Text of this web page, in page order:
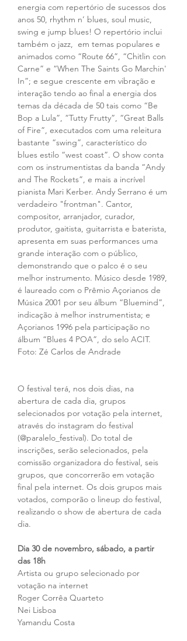
energia com repertório de sucessos dos
anos 50, rhythm n’ blues, soul music,
swing e jump blues! O repertório inclui
também o jazz,  em temas populares e
animados como “Route 66”, “Chitlin con
Carne” e “When The Saints Go Marchin'
In”; e segue crescente em vibração e
interação tendo ao final a energia dos
temas da década de 50 tais como “Be
Bop a Lula”, “Tutty Frutty”, “Great Balls
of Fire”, executados com uma releitura
bastante “swing”, característico do
blues estilo “west coast”. O show conta
com os instrumentistas da banda “Andy
and The Rockets”, e mais a incrível
pianista Mari Kerber. Andy Serrano é um
verdadeiro "frontman". Cantor,
compositor, arranjador, curador,
produtor, gaitista, guitarrista e baterista,
apresenta em suas performances uma
grande interação com o público,
demonstrando que o palco é o seu
melhor instrumento. Músico desde 1989,
é laureado com o Prêmio Açorianos de
Música 2001 por seu álbum “Bluemind”,
indicação à melhor instrumentista; e
Açorianos 1996 pela participação no
álbum “Blues 4 POA”, do selo ACIT.
Foto: Zé Carlos de Andrade
O festival terá, nos dois dias, na
abertura de cada dia, grupos
selecionados por votação pela internet,
através do instagram do festival
(@paralelo_festival). Do total de
inscrições, serão selecionados, pela
comissão organizadora do festival, seis
grupos, que concorrerão em votação
final pela internet. Os dois grupos mais
votados, comporão o lineup do festival,
realizando o show de abertura de cada
dia.
Dia 30 de novembro, sábado, a partir
das 18h
Artista ou grupo selecionado por
votação na internet
Roger Corrêa Quarteto
Nei Lisboa
Yamandu Costa